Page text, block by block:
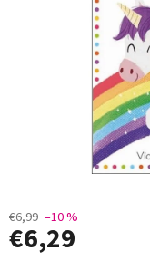
€6,99 –10 %
€6,29